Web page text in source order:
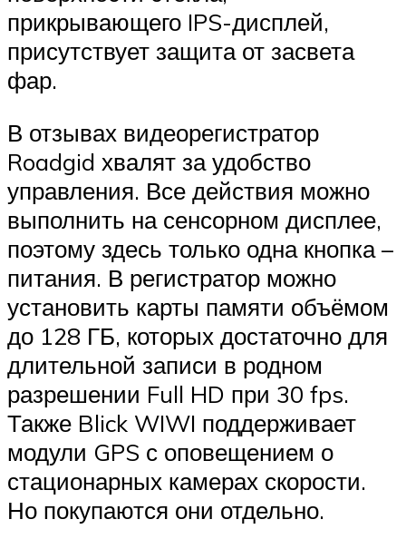
прикрывающего IPS-дисплей,
присутствует защита от засвета
фар.
В отзывах видеорегистратор
Roadgid хвалят за удобство
управления. Все действия можно
выполнить на сенсорном дисплее,
поэтому здесь только одна кнопка –
питания. В регистратор можно
установить карты памяти объёмом
до 128 ГБ, которых достаточно для
длительной записи в родном
разрешении Full HD при 30 fps.
Также Blick WIWI поддерживает
модули GPS с оповещением о
стационарных камерах скорости.
Но покупаются они отдельно.